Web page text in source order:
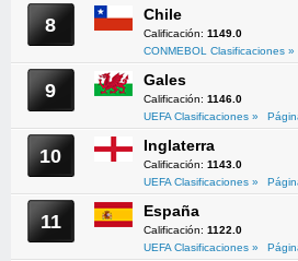
8 Chile
Calificación: 1149.0
CONMEBOL Clasificaciones »
9 Gales
Calificación: 1146.0
UEFA Clasificaciones »
10 Inglaterra
Calificación: 1143.0
UEFA Clasificaciones »
11 España
Calificación: 1122.0
UEFA Clasificaciones »